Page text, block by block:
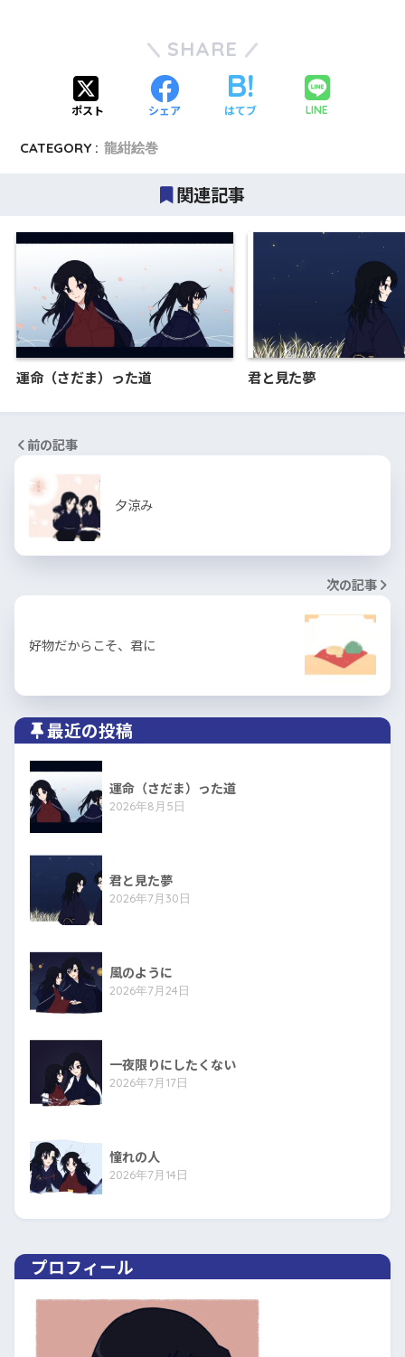
SHARE
ポスト シェア はてブ LINE
CATEGORY : 龍紺絵巻
関連記事
運命（さだま）った道 君と見た夢
前の記事
夕涼み
次の記事
好物だからこそ、君に
最近の投稿
運命（さだま）った道
2026年8月5日
君と見た夢
2026年7月30日
風のように
2026年7月24日
一夜限りにしたくない
2026年7月17日
憧れの人
2026年7月14日
プロフィール